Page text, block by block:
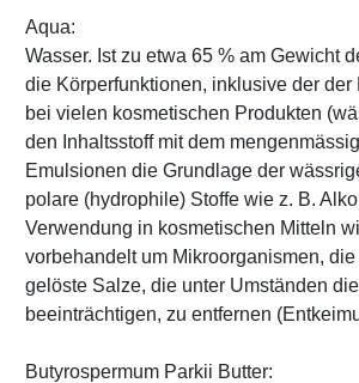
Aqua:
Wasser. Ist zu etwa 65 % am Gewicht
die Körperfunktionen, inklusive der
bei vielen kosmetischen Produkten
den Inhaltsstoff mit dem
Emulsionen die Grundlage der
polare (hydrophile) Stoffe wie z. B.
Verwendung in kosmetischen Mitteln
vorbehandelt um Mikroorganismen,
gelöste Salze, die unter Umständen
beeinträchtigen, zu entfernen
Butyrospermum Parkii Butter: